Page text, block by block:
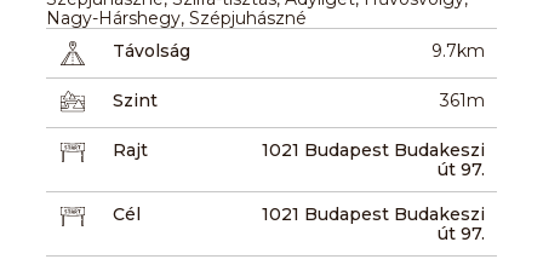
Nagy-Hárshegy, Szépjuhászné
Távolság
9.7km
Szint 361m
Rajt
1021 Budapest Budakeszi
út 97.
Cél
1021 Budapest Budakeszi
út 97.